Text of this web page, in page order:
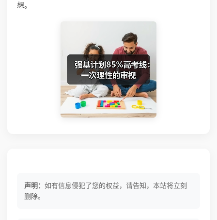
想。
声明： 如有信息侵犯了您的权益，请告知，本站将立刻
删除。